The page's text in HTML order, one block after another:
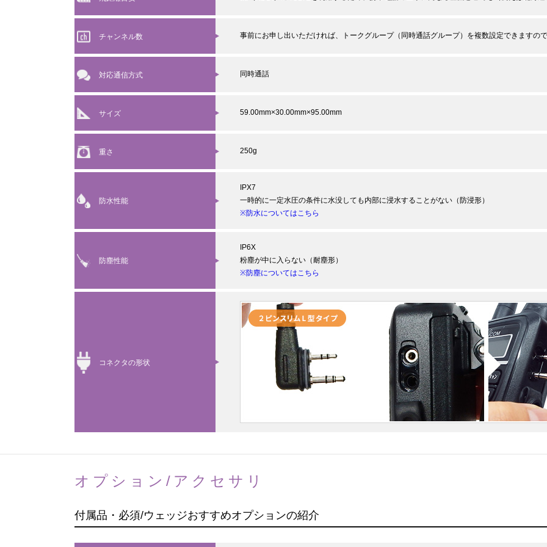
チャンネル数 事前にお申し出いただければ、トークグループ（同時通話グループ）を複数設定できますの
対応通信方式 同時通話
サイズ 59.00mm×30.00mm×95.00mm
重さ 250g
防水性能
IPX7
一時的に一定水圧の条件に水没しても内部に浸水することがない（防浸形）
※防水についてはこちら
防塵性能
IP6X
粉塵が中に入らない（耐塵形）
※防塵についてはこちら
コネクタの形状
オプション/アクセサリ
付属品・必須/ウェッジおすすめオプションの紹介